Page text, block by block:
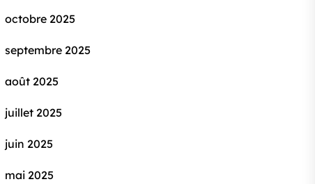
octobre 2025
septembre 2025
août 2025
juillet 2025
juin 2025
mai 2025